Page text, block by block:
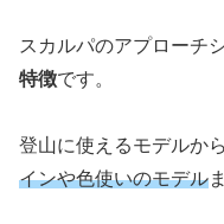
スカルパのアプローチ
特徴です。
登山に使えるモデルから
インや色使いのモデル